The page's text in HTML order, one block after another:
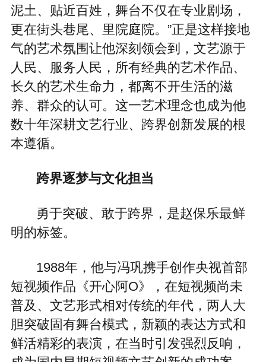
泥土、贴近百姓，舞台不仅在专业剧场，
更在街头巷尾、里院庭院。”正是这样接地
气的艺术氛围让他深刻领会到，文艺源于
人民、服务人民，所有经典的艺术作品、
长久的艺术生命力，都离不开生活的滋
养、群众的认可。这一艺术理念也成为他
数十年深耕文艺行业、跨界创新发展的根
本遵循。
跨界逐梦与文化担当
勇于突破、敢于跨界，是赵保乐最鲜
明的标签。
1988年，他与冯巩携手创作央视首部
短视频作品《开心阿O》，在短视频尚未
普及、文艺形式相对传统的年代，两人大
胆突破固有舞台模式，新颖的表达方式和
鲜活精彩的表演，在当时引发强烈反响，